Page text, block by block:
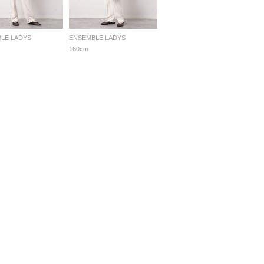
LADYS
ENSEMBLE LADYS
160cm